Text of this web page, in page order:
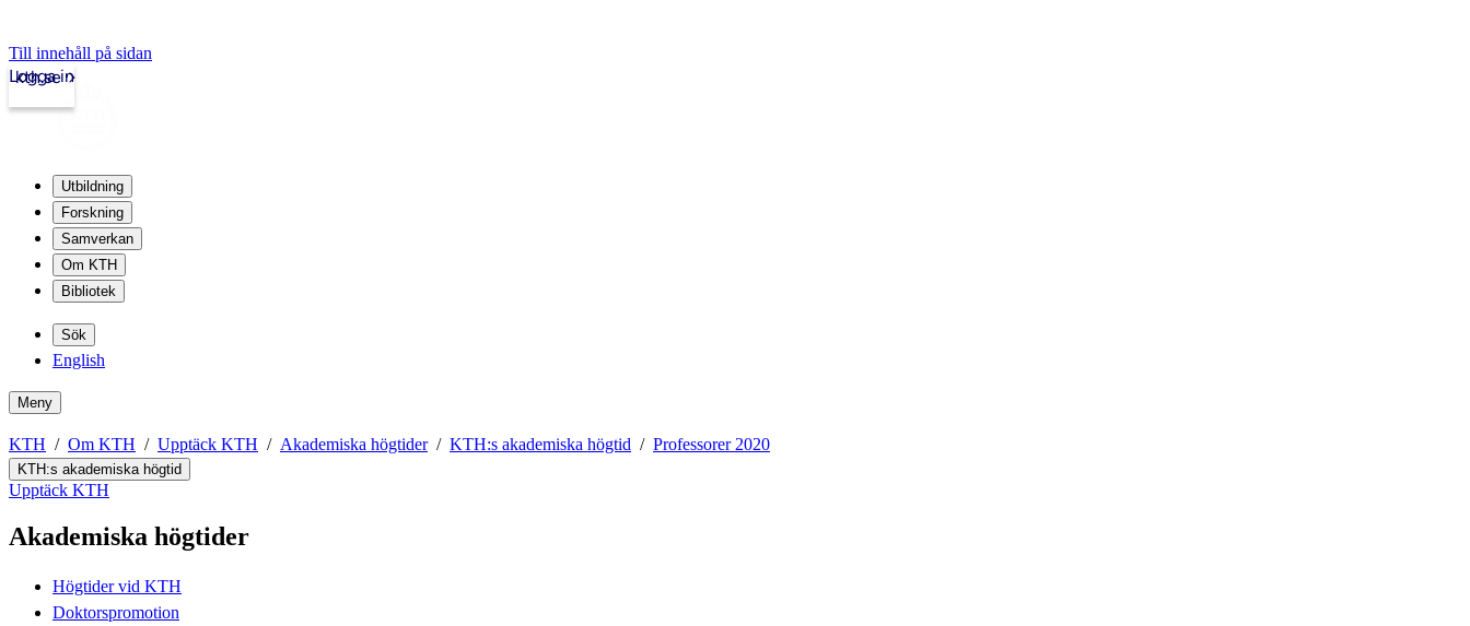
Till innehåll på sidan
kth.se
Logga in
Utbildning
Forskning
Samverkan
Om KTH
Bibliotek
Sök
English
Meny
KTH Om KTH Upptäck KTH Akademiska högtider KTH:s akademiska högtid Professorer 2020
KTH:s akademiska högtid
Upptäck KTH
Akademiska högtider
Högtider vid KTH
Doktorspromotion